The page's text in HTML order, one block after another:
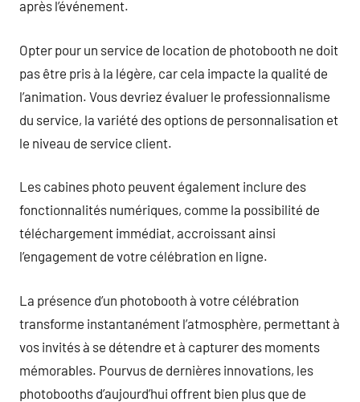
après l’événement.
Opter pour un service de location de photobooth ne doit
pas être pris à la légère, car cela impacte la qualité de
l’animation. Vous devriez évaluer le professionnalisme
du service, la variété des options de personnalisation et
le niveau de service client.
Les cabines photo peuvent également inclure des
fonctionnalités numériques, comme la possibilité de
téléchargement immédiat, accroissant ainsi
l’engagement de votre célébration en ligne.
La présence d’un photobooth à votre célébration
transforme instantanément l’atmosphère, permettant à
vos invités à se détendre et à capturer des moments
mémorables. Pourvus de dernières innovations, les
photobooths d’aujourd’hui offrent bien plus que de